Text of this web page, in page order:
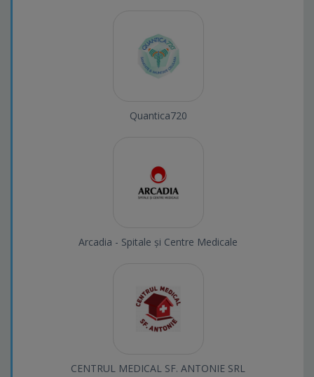
Quantica720
Arcadia - Spitale și Centre Medicale
CENTRUL MEDICAL SF. ANTONIE SRL